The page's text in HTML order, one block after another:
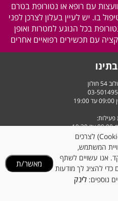
עם רופא או נטורופת בטרם
בו. יש לעיין בעלון לצרכן לפני
בכל הנוגע למטרות ואופן
עם תכשירים רפואיים אחרים
03-
האתר עושה שימוש בקובצי עוגיות (Cookies) לצרכים
המשתמש,
אנו עשויים לשתף
כדי להציג לך מודעות
נוספים: לינק
מאשר/ת